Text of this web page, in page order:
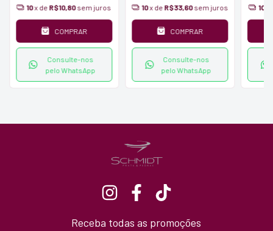
10x de R$10,80sem juros
COMPRAR
Consulte-nos
pelo WhatsApp
10x de R$33,60sem juros
COMPRAR
Consulte-nos
pelo WhatsApp
10
Receba todas as promoções